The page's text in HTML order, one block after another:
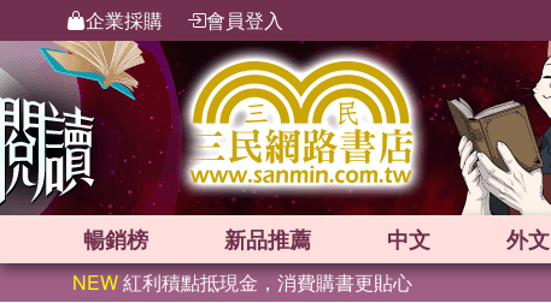
企業採購 會員登入
暢銷榜 新品推薦 中文 外文
NEW紅利積點抵現金，消費購書更貼心